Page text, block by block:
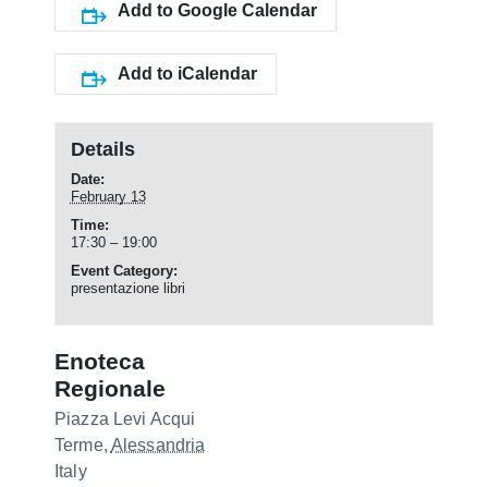
Add to Google Calendar
Add to iCalendar
Details
Date:
February 13
Time:
17:30 – 19:00
Event Category:
presentazione libri
Enoteca
Regionale
Piazza Levi Acqui
Terme, Alessandria
Italy